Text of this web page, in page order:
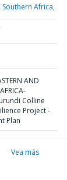
Southern Africa,
AND
Colline
Project -
Plan
Vea más